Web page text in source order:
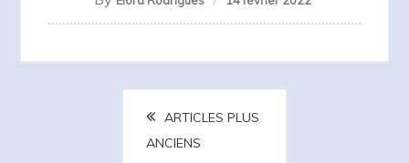
NavigationARTICLES PLUS
ANCIENS